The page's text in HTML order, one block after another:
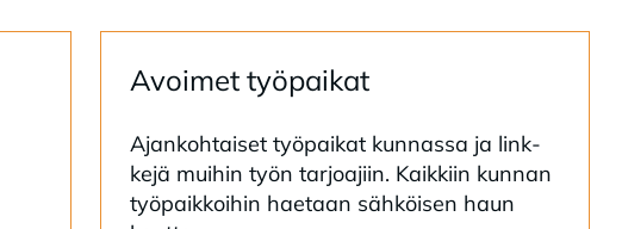
Avoi­met työ­pai­kat
Ajan­koh­tai­set työ­pai­kat kun­nas­sa ja link­
ke­jä mui­hin työn tar­joa­jiin. Kaik­kiin kun­nan
työ­paik­koi­hin hae­taan säh­köi­sen haun